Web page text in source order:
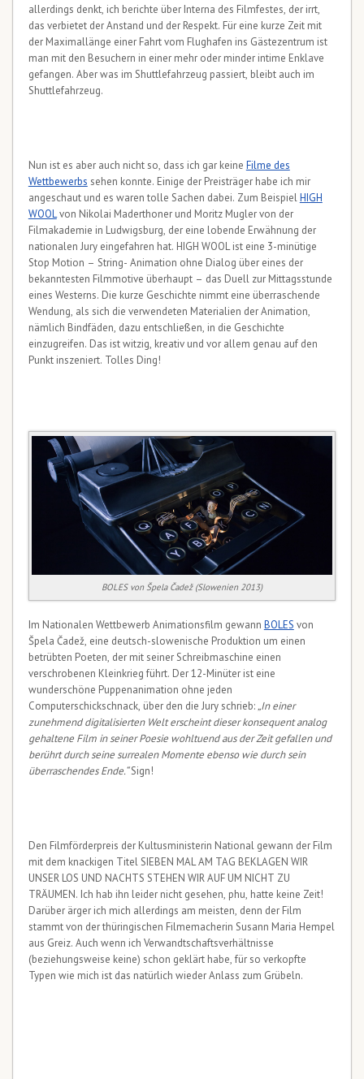
allerdings denkt, ich berichte über Interna des Filmfestes, der irrt,
das verbietet der Anstand und der Respekt. Für eine kurze Zeit mit
der Maximallänge einer Fahrt vom Flughafen ins Gästezentrum ist
man mit den Besuchern in einer mehr oder minder intime Enklave
gefangen. Aber was im Shuttlefahrzeug passiert, bleibt auch im
Shuttlefahrzeug.
Nun ist es aber auch nicht so, dass ich gar keine Filme des
Wettbewerbs sehen konnte. Einige der Preisträger habe ich mir
angeschaut und es waren tolle Sachen dabei. Zum BeispielHIGH
WOOLvon Nikolai Maderthoner und Moritz Mugler von der
Filmakademie in Ludwigsburg, der eine lobende Erwähnung der
nationalen Jury eingefahren hat. HIGH WOOL ist eine 3-minütige
Stop Motion – String- Animation ohne Dialog über eines der
bekanntesten Filmmotive überhaupt – das Duell zur Mittagsstunde
eines Westerns. Die kurze Geschichte nimmt eine überraschende
Wendung, als sich die verwendeten Materialien der Animation,
nämlich Bindfäden, dazu entschließen, in die Geschichte
einzugreifen. Das ist witzig, kreativ und vor allem genau auf den
Punkt inszeniert. Tolles Ding!
BOLES von Špela Čadež (Slowenien 2013)
Im Nationalen Wettbewerb Animationsfilm gewann BOLES von
Špela Čadež, eine deutsch-slowenische Produktion um einen
betrübten Poeten, der mit seiner Schreibmaschine einen
verschrobenen Kleinkrieg führt. Der 12-Minüter ist eine
wunderschöne Puppenanimation ohne jeden
Computerschickschnack, über den die Jury schrieb:„In einer
zunehmend digitalisierten Welt erscheint dieser konsequent analog
gehaltene Film in seiner Poesie wohltuend aus der Zeit gefallen und
berührt durch seine surrealen Momente ebenso wie durch sein
überraschendes Ende.“Sign!
Den Filmförderpreis der Kultusministerin National gewann der Film
mit dem knackigen Titel SIEBEN MAL AM TAG BEKLAGEN WIR
UNSER LOS UND NACHTS STEHEN WIR AUF UM NICHT ZU
TRÄUMEN. Ich hab ihn leider nicht gesehen, phu, hatte keine Zeit!
Darüber ärger ich mich allerdings am meisten, denn der Film
stammt von der thüringischen Filmemacherin Susann Maria Hempel
aus Greiz. Auch wenn ich Verwandtschaftsverhältnisse
(beziehungsweise keine) schon geklärt habe, für so verkopfte
Typen wie mich ist das natürlich wieder Anlass zum Grübeln.